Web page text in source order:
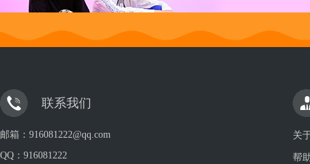
联系我们
邮箱：916081222@qq.com
QQ： 916081222
关
帮